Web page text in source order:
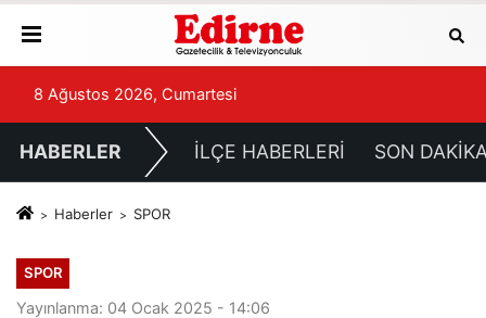
8 Ağustos 2026, Cumartesi
HABERLER İLÇE HABERLERİ SON
Haberler SPOR
SPOR
Yayınlanma: 04 Ocak 2025 - 14:06